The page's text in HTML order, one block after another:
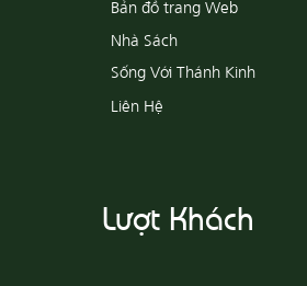
Bản đồ trang Web
Nhà Sách
Sống Với Thánh Kinh
Liên Hệ
Lượt Khách